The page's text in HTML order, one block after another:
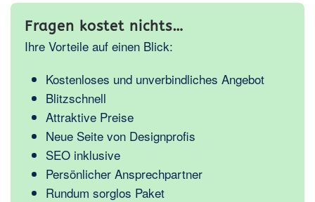
Fragen kostet nichts…
Ihre Vorteile auf einen Blick:
Kostenloses und unverbindliches Angebot
Blitzschnell
Attraktive Preise
Neue Seite von Designprofis
SEO inklusive
Persönlicher Ansprechpartner
Rundum sorglos Paket